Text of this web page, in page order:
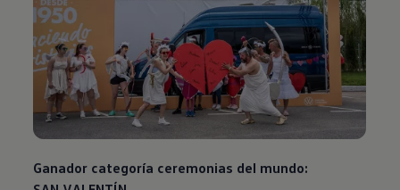
Ganador categoría ceremonias del mundo: